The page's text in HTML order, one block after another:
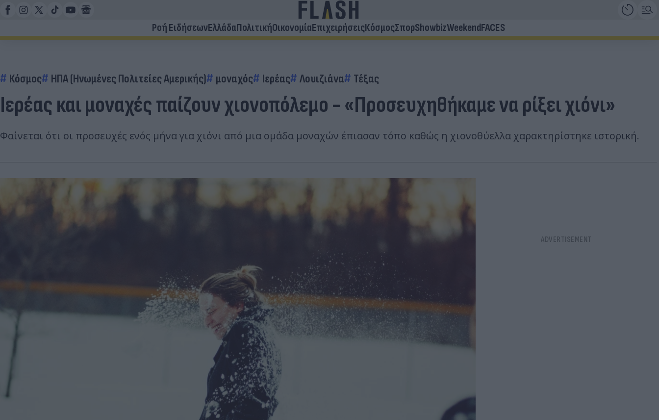
Ροή ΕιδήσεωνΕλλάδαΠολιτικήΟικονομίαΕπιχειρήσειςΚόσμοςΣπορShowbizWeekendFACES
Κόσμος ΗΠΑ (Ηνωμένες Πολιτείες Αμερικής) μοναχός Ιερέας Λουιζιάνα Τέξας
Ιερέας και μοναχές παίζουν χιονοπόλεμο - «Προσευχηθήκαμε να ρίξει χιόνι»
Φαίνεται ότι οι προσευχές ενός μήνα για χιόνι από μια ομάδα μοναχών έπιασαν τόπο καθώς η χιονοθύελλα χαρακτηρίστηκε ιστορική.